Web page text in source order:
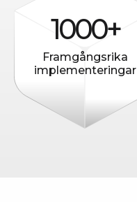
1000+
Framgångsrika
implementeringar